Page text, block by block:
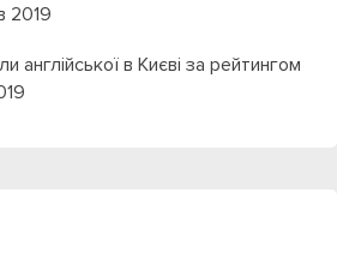
2019
в Києві за рейтингом